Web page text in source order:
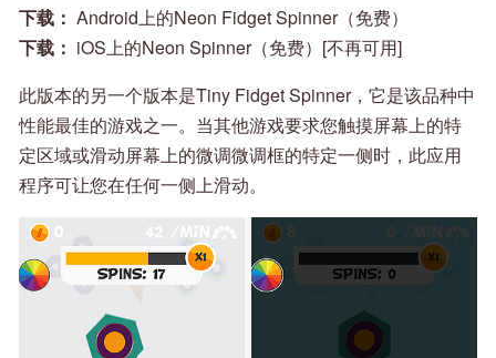
下载： Android上的Neon Fidget Spinner（免费）
下载： iOS上的Neon Spinner（免费）[不再可用]
此版本的另一个版本是Tiny Fidget Spinner，它是该品种中
性能最佳的游戏之一。当其他游戏要求您触摸屏幕上的特
定区域或滑动屏幕上的微调微调框的特定一侧时，此应用
程序可让您在任何一侧上滑动。